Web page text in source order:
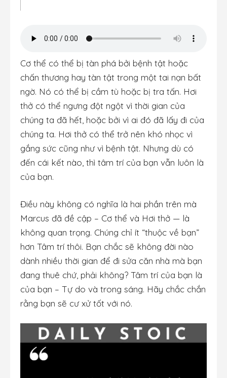
Cơ thể có thể bị tàn phá bởi bệnh tật hoặc
chấn thương hay tàn tật trong một tai nạn bất
ngờ. Nó có thể bị cầm tù hoặc bị tra tấn. Hơi
thở có thể ngưng đột ngột vì thời gian của
chúng ta đã hết, hoặc bởi vì ai đó đã lấy đi của
chúng ta. Hơi thở có thể trở nên khó nhọc vì
gắng sức cũng như vì bệnh tật. Nhưng dù có
đến cái kết nào, thì tâm trí của bạn vẫn luôn là
của bạn.
Điều này không có nghĩa là hai phần trên mà
Marcus đã đề cập – Cơ thể và Hơi thở — là
không quan trọng. Chúng chỉ ít “thuộc về bạn”
hơn Tâm trí thôi. Bạn chắc sẽ không đời nào
dành nhiều thời gian để đi sửa căn nhà mà bạn
đang thuê chứ, phải không? Tâm trí của bạn là
của bạn – Tự do và trong sáng. Hãy chắc chắn
rằng bạn sẽ cư xử tốt với nó.